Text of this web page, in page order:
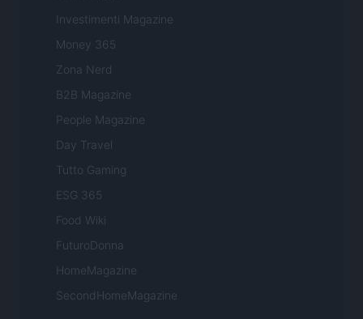
Investimenti Magazine
Money 365
Zona Nerd
B2B Magazine
People Magazine
Day Travel
Tutto Gaming
ESG 365
Food Wiki
FuturoDonna
HomeMagazine
SecondHomeMagazine